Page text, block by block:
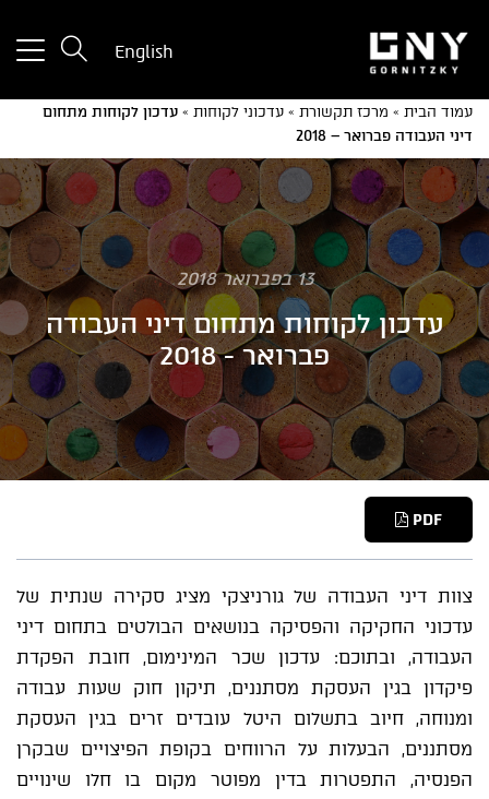
a
English
עמוד הבית » מרכז תקשורת » עדכוני לקוחות » עדכון לקוחות מתחום
דיני העבודה פברואר – 2018
13 בפברואר 2018
עדכון לקוחות מתחום דיני העבודה
פברואר - 2018
PDF
צוות דיני העבודה של גורניצקי מציג סקירה שנתית של
עדכוני החקיקה והפסיקה בנושאים הבולטים בתחום דיני
העבודה, ובתוכם: עדכון שכר המינימום, חובת הפקדת
פיקדון בגין העסקת מסתננים, תיקון חוק שעות עבודה
ומנוחה, חיוב בתשלום היטל עובדים זרים בגין העסקת
מסתננים, הבעלות על הרווחים בקופת הפיצויים שבקרן
הפנסיה, התפטרות בדין מפוטר מקום בו חלו שינויים